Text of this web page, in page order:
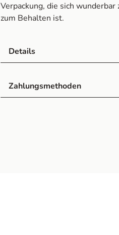
Verpackung, die sich
zum Behalten ist.
Details
Zahlungsmethoden